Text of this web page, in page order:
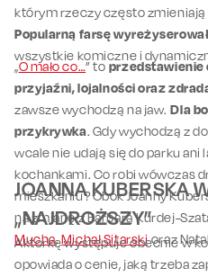
którym rzeczy często
Popularną farsę
wszystkie komiczne i
„O mało co…” to przedstawienie
przyjaźni, lojalności oraz
zawsze wychodzą na jaw.Dla
przykrywka. Gdy wychodzą z
wcale nie udają się do parku ani
kochankami. Co robi wówczas
mieszkaniu? Obok Joanny
na zmianę z Barbarą Kurdej-
Mucha,Michał Sitarskioraz
JOANNA KUBERSKA
„NAJDROŻSZY”
Aktorkę występuje obecnie w
opowiada o cenie, jaką trzeba